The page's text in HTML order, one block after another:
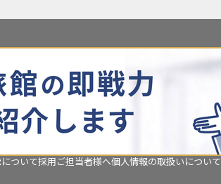
ついて採用ご担当者様へ個人情報の取扱いについて